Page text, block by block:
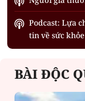
Podcast: Lựa
tin về sức
BÀI ĐỘC